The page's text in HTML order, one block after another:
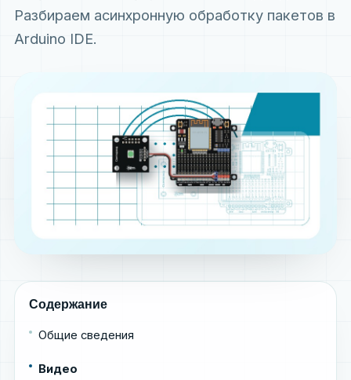
Разбираем асинхронную обработку пакетов в
Arduino IDE.
Содержание
Общие сведения
Видео